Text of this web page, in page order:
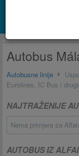
Potraži
Autobus
Autobusne linije
Eurolines, IC Bus i
NAJTRAŽENIJE
Nema primjera za
AUTOBUS IZ